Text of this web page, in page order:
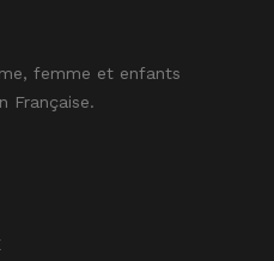
femme et enfants
Française.